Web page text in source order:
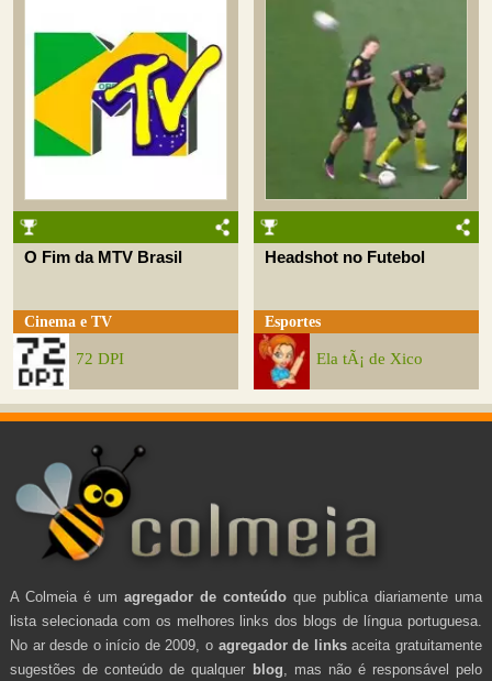
O Fim da MTV Brasil
Cinema e TV
72 DPI
Headshot no Futebol
Esportes
Ela tÃ¡ de Xico
A Colmeia é um agregador de conteúdo que publica diariamente uma
lista selecionada com os melhores links dos blogs de língua portuguesa.
No ar desde o início de 2009, o agregador de linksaceita gratuitamente
sugestões de conteúdo de qualquer blog , mas não é responsável pelo